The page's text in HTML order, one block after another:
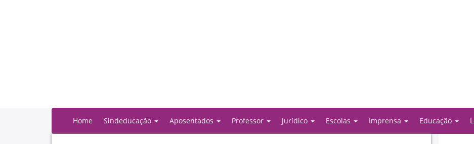
Home Sindeducação Aposentados Professor Jurídico Escolas Imprensa Educação